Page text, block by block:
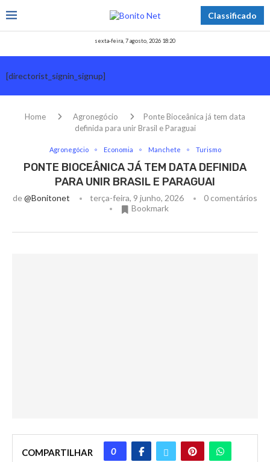
Classificado
sexta-feira, 7 agosto, 2026 18:20
[directorist_signin_signup]
Home Agronegócio
Ponte Bioceânica já tem data
definida para unir Brasil e Paraguai
Agronegócio Economia Manchete Turismo
PONTE BIOCEÂNICA JÁ TEM DATA DEFINIDA
PARA UNIR BRASIL E PARAGUAI
de@bonitonet terça-feira, 9 junho, 2026
0 comentários
Bookmark
COMPARTILHAR 0